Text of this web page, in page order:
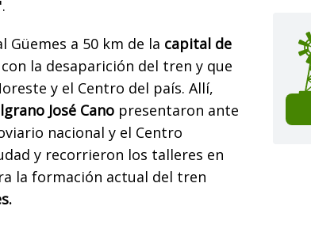
Güemes a 50 km de la capital de
la desaparición del tren y que
y el Centro del país. Allí,
José Cano presentaron ante
nacional y el Centro
y recorrieron los talleres en
la formación actual del tren